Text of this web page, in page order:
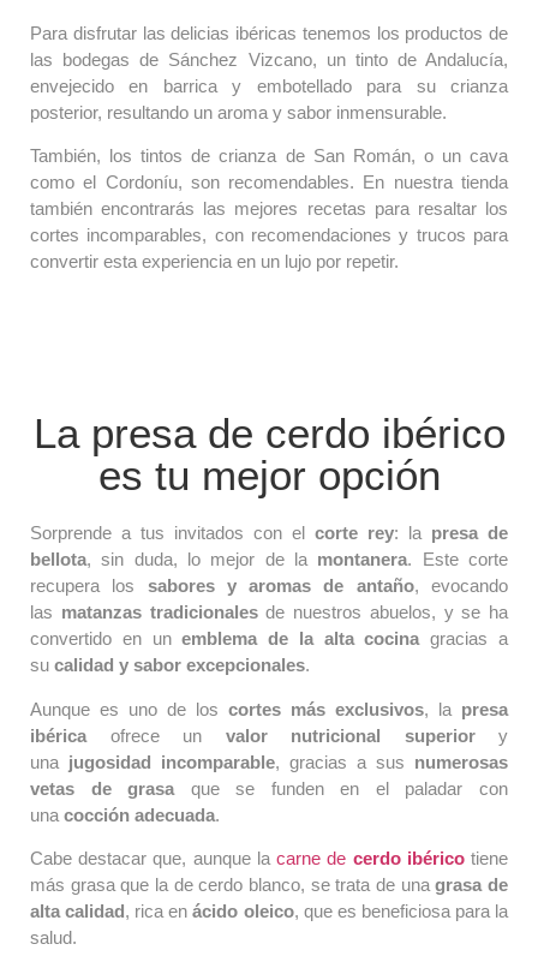
Para disfrutar las delicias ibéricas tenemos los productos de
las bodegas de Sánchez Vizcano, un tinto de Andalucía,
envejecido en barrica y embotellado para su crianza
posterior, resultando un aroma y sabor inmensurable.
También, los tintos de crianza de San Román, o un cava
como el Cordoníu, son recomendables. En nuestra tienda
también encontrarás las mejores recetas para resaltar los
cortes incomparables, con recomendaciones y trucos para
convertir esta experiencia en un lujo por repetir.
La presa de cerdo ibérico
es tu mejor opción
Sorprende a tus invitados con el corte rey: la presa de
bellota, sin duda, lo mejor de la montanera. Este corte
recupera los sabores y aromas de antaño, evocando
las matanzas tradicionalesde nuestros abuelos, y se ha
convertido en unemblema de la alta cocina gracias a
su calidad y sabor excepcionales.
Aunque es uno de los cortes más exclusivos, la presa
ibérica ofrece un valor nutricional superiory
una jugosidad incomparable, gracias a sus numerosas
vetas de grasa que se funden en el paladar con
una cocción adecuada.
Cabe destacar que, aunque lacarne de cerdo ibéricotiene
más grasa que la de cerdo blanco, se trata de unagrasa de
alta calidad, rica enácido oleico, que es beneficiosa para la
salud.